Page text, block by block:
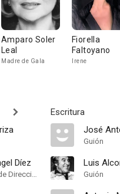
Amparo Soler
Leal
Madre de Gala
Fiorella
Faltoyano
Irene
Díez
Asistente de Dirección
Escritura
José
Guión
Luis
Guión